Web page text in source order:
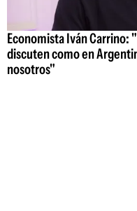
Economista Iván Carrino:
discuten como en
nosotros"